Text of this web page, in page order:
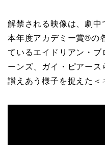
解禁される映像は、劇中
本年度アカデミー賞®の
ているエイドリアン・ブ
ーンズ、ガイ・ピアー
讃えあう様子を捉えた＜